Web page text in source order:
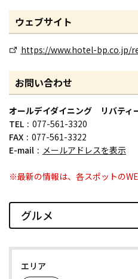
ウェブサイト
https://www.hotel-bp.co.jp/
お問い合わせ
オールデイダイニング リバティ
TEL
077-561-3320
FAX
077-561-3322
E-mail
メールアドレスを表示
※最新の情報は、各スポットの
グルメ
エリア